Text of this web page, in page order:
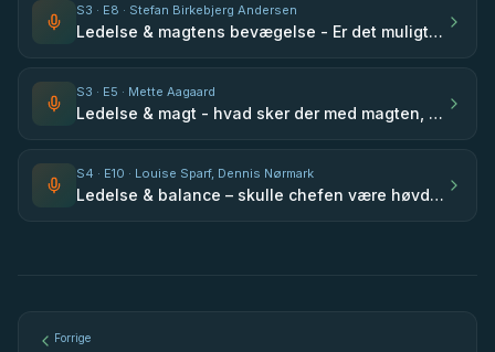
S3 · E8 · Stefan Birkebjerg Andersen
Ledelse & magtens bevægelse - Er det muligt, at en kurs mod en centraliseret magtstruktur kan føre til en længsel efter mere decentralisering? - med Stefan Birkebjerg Andersen
S3 · E5 · Mette Aagaard
Ledelse & magt - hvad sker der med magten, når den distribueres ud til medarbejderne? - med Mette Aagaard
S4 · E10 · Louise Sparf, Dennis Nørmark
Ledelse & balance – skulle chefen være høvding og tage orlov fra idioti? - med Louise Sparf & Dennis Nørmark - afsnit 100🇩🇰
Forrige